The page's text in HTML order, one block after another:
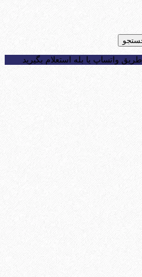
واتساپ یا بله استعلام بگیرید